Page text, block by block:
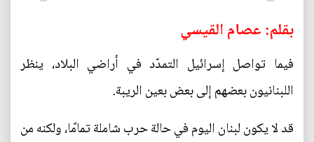
بقلم: عصام القيسي
فيما تواصل إسرائيل التمدّد في أراضي البلاد، ينظر
اللبنانيون بعضهم إلى بعض بعين الريبة.
قد لا يكون لبنان اليوم في حالة حرب شاملة تمامًا، ولكنه من